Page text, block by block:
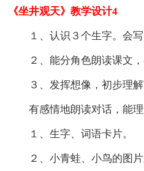
《坐井观天》教学设计4
１、认识３个生字。会写
２、能分角色朗读课文，
３、发挥想像，初步理解
有感情地朗读对话，能理
１、生字、词语卡片。
２、小青蛙、小鸟的图片